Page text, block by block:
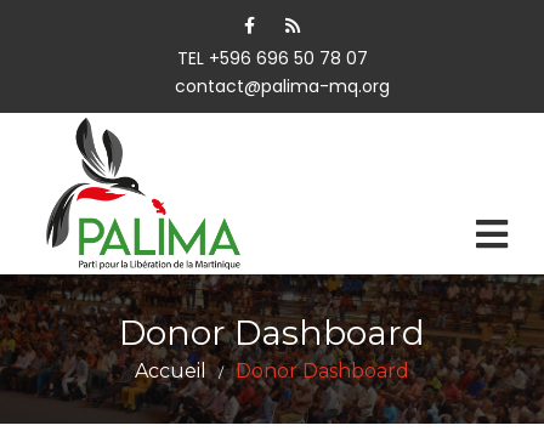
TEL +596 696 50 78 07
contact@palima-mq.org
Donor Dashboard
Accueil / Donor Dashboard